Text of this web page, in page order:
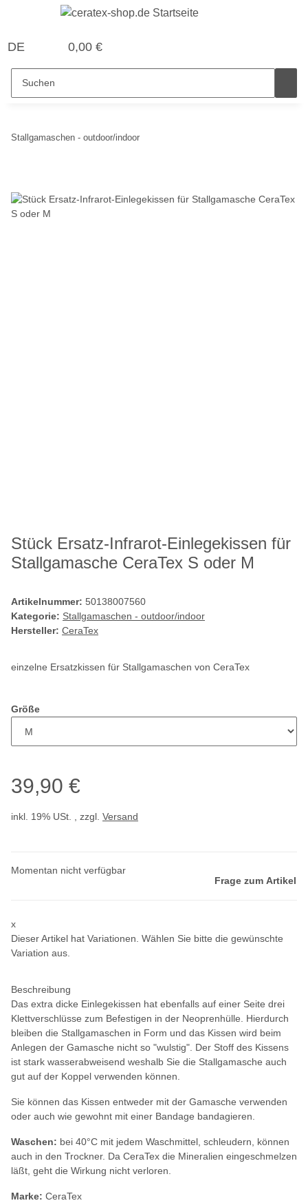
DE 0,00 €
Stallgamaschen - outdoor/indoor
Stück Ersatz-Infrarot-Einlegekissen für
Stallgamasche CeraTex S oder M
Artikelnummer: 50138007560
Kategorie: Stallgamaschen - outdoor/indoor
Hersteller: CeraTex
einzelne Ersatzkissen für Stallgamaschen von CeraTex
Größe
39,90 €
inkl. 19% USt. , zzgl. Versand
Momentan nicht verfügbar
Frage zum Artikel
x
Dieser Artikel hat Variationen. Wählen Sie bitte die gewünschte
Variation aus.
Beschreibung
Das extra dicke Einlegekissen hat ebenfalls auf einer Seite drei
Klettverschlüsse zum Befestigen in der Neoprenhülle. Hierdurch
bleiben die Stallgamaschen in Form und das Kissen wird beim
Anlegen der Gamasche nicht so "wulstig". Der Stoff des Kissens
ist stark wasserabweisend weshalb Sie die Stallgamasche auch
gut auf der Koppel verwenden können.
Sie können das Kissen entweder mit der Gamasche verwenden
oder auch wie gewohnt mit einer Bandage bandagieren.
Waschen: bei 40°C mit jedem Waschmittel, schleudern, können
auch in den Trockner. Da CeraTex die Mineralien eingeschmelzen
läßt, geht die Wirkung nicht verloren.
Marke: CeraTex